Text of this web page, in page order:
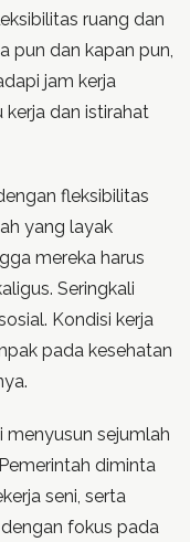
ruang dan
pun dan kapan pun,
jam kerja
dan istirahat
fleksibilitas
yang layak
mereka harus
Seringkali
Kondisi kerja
pada kesehatan
menyusun sejumlah
diminta
seni, serta
fokus pada